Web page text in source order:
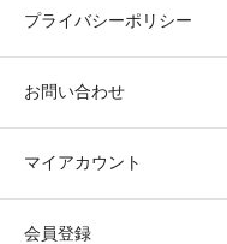
プライバシーポリシー
お問い合わせ
マイアカウント
会員登録